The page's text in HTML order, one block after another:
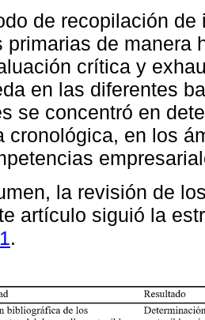
de recopilación
primarias de manera
crítica y
en las diferentes
se concentró en
cronológica, en los
la revisión de
artículo siguió la
.